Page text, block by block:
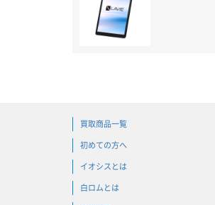
買取商品一覧
初めての方へ
イオシスとは
白ロムとは